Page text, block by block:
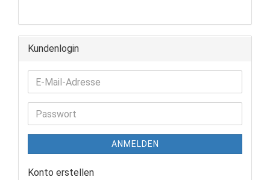
Kundenlogin
ANMELDEN
Konto erstellen